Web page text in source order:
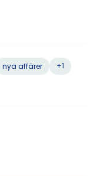
nya affärer
+1